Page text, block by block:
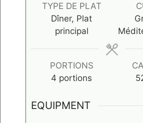
TYPE DE PLAT
Dîner, Plat
principal
PORTIONS
4 portions
EQUIPMENT